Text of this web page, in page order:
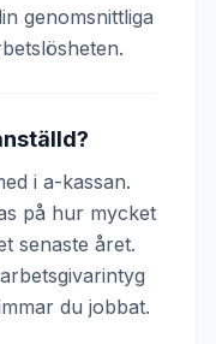
genomsnittliga
i a-kassan.
på hur mycket
senaste året.
du jobbat.